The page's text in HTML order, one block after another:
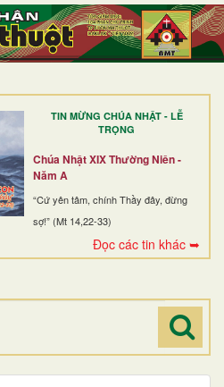
TIN MỪNG CHÚA NHẬT - LỄ
TRỌNG
Chúa Nhật XIX Thường Niên -
Năm A
“Cứ yên tâm, chính Thầy đây, đừng
sợ!” (Mt 14,22-33)
Đọc các tin khác ➥